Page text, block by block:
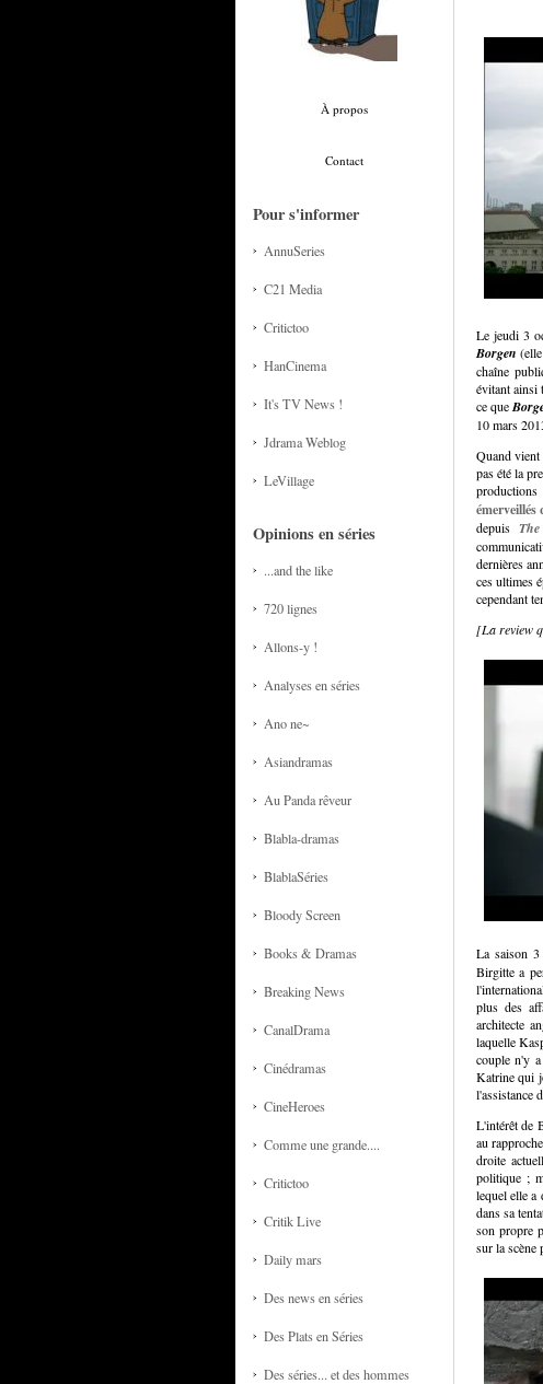
À propos
Contact
Pour s'informer
AnnuSeries
C21 Media
Critictoo
HanCinema
It's TV News !
Jdrama Weblog
LeVillage
Opinions en séries
...and the like
720 lignes
Allons-y !
Analyses en séries
Ano ne~
Asiandramas
Au Panda rêveur
Blabla-dramas
BlablaSéries
Bloody Screen
Books & Dramas
Breaking News
CanalDrama
Cinédramas
CineHeroes
Comme une grande....
Critictoo
Critik Live
Daily mars
Des news en séries
Des Plats en Séries
Des séries... et des hommes
Le jeudi 3
Borgen
chaîne
évitant ainsi
ce que
10 mars
Quand vient
pas été la
émerveillés
depuis
dernières
ces ultimes
cependant
[La review
La saison 3
Birgitte a
plus des
architecte
laquelle
couple n'y
Katrine qui
l'assistance
L'intérêt de
au
droite
politique ;
lequel elle
dans sa
son propre
sur la scène